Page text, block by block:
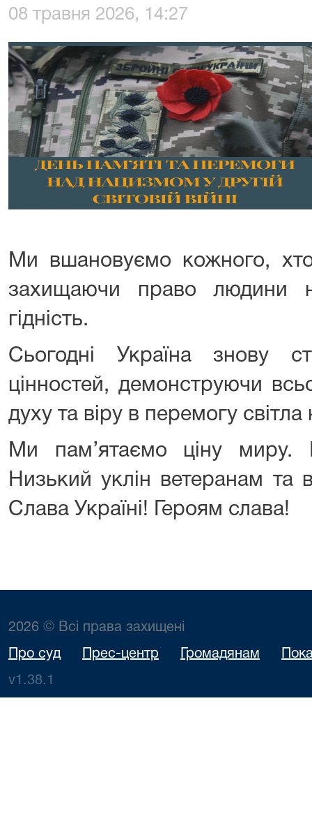
08 травня 2026, 14:27
Ми вшановуємо кожного,
захищаючи право людини
гідність.
Сьогодні Україна знову
цінностей, демонструючи
духу та віру в перемогу
Ми пам’ятаємо ціну миру.
Низький уклін ветеранам та
Слава Україні! Героям слава!
2026 © Всі права захищені
Про суд Прес-центр Громадянам
v1.38.1